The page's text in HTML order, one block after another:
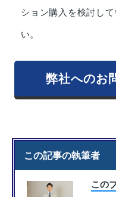
ション購入を検討し
い。
弊社へのお
この記事の執筆者
この